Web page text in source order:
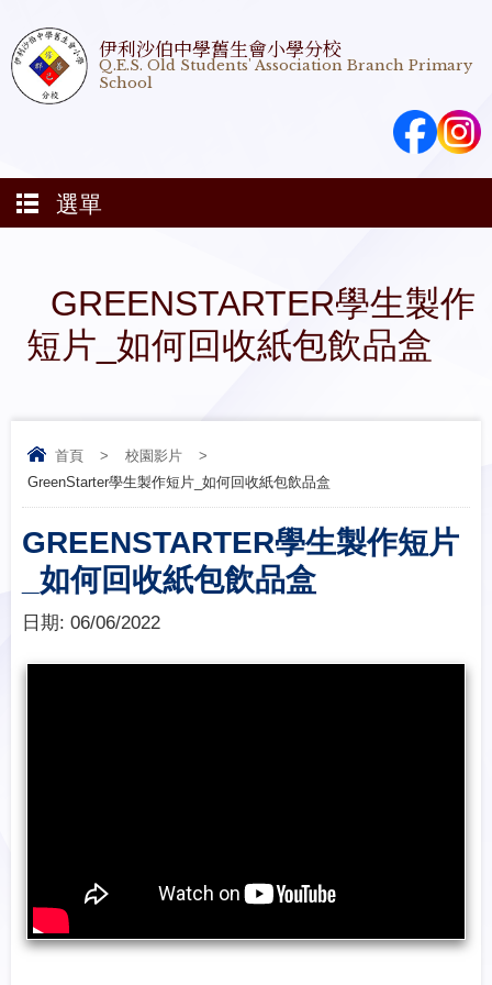
伊利沙伯中學舊生會小學分校
Q.E.S. Old Students' Association Branch Primary
School
選單
GREENSTARTER學生製作
短片_如何回收紙包飲品盒
首頁 > 校園影片
>
GreenStarter學生製作短片_如何回收紙包飲品盒
GREENSTARTER學生製作短片
_如何回收紙包飲品盒
日期: 06/06/2022